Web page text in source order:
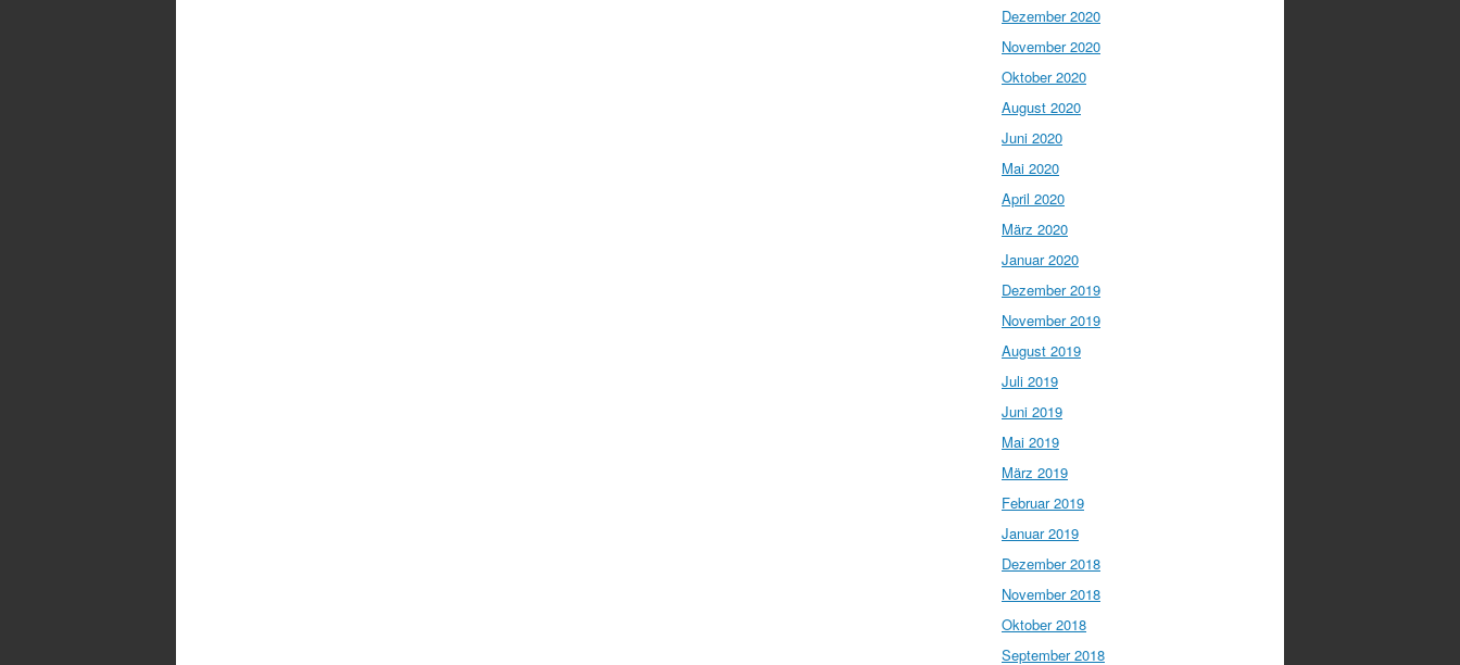
Dezember 2020
November 2020
Oktober 2020
August 2020
Juni 2020
Mai 2020
April 2020
März 2020
Januar 2020
Dezember 2019
November 2019
August 2019
Juli 2019
Juni 2019
Mai 2019
März 2019
Februar 2019
Januar 2019
Dezember 2018
November 2018
Oktober 2018
September 2018